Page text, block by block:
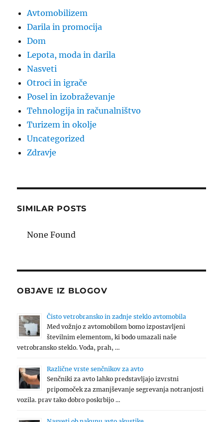
Avtomobilizem
Darila in promocija
Dom
Lepota, moda in darila
Nasveti
Otroci in igrače
Posel in izobraževanje
Tehnologija in računalništvo
Turizem in okolje
Uncategorized
Zdravje
SIMILAR POSTS
None Found
OBJAVE IZ BLOGOV
Čisto vetrobransko in zadnje steklo avtomobila
Med vožnjo z avtomobilom bomo izpostavljeni
številnim elementom, ki bodo umazali naše
vetrobransko steklo. Voda, prah, …
Različne vrste senčnikov za avto
Senčniki za avto lahko predstavljajo izvrstni
pripomoček za zmanjševanje segrevanja notranjosti
vozila. prav tako dobro poskrbijo …